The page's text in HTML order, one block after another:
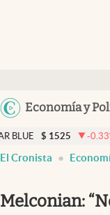
Economía y
Members
Economía y Política
Finanzas y Mercados
1525 -0.33%
El Cronista
Melconian: